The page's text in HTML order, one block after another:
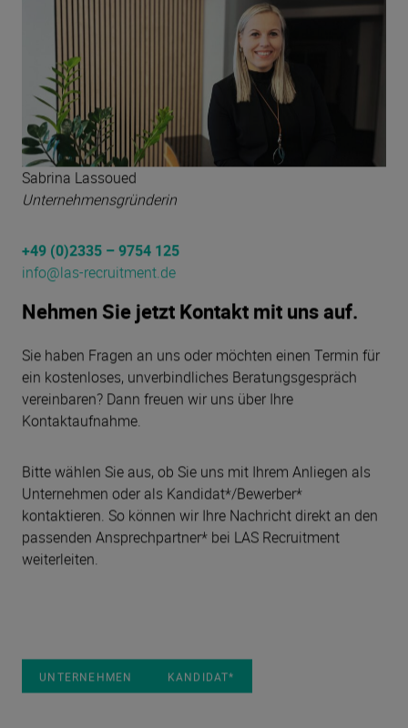
Sabrina Lassoued
Unternehmensgründerin
+49 (0)2335 – 9754 125
info@las-recruitment.de
Nehmen Sie jetzt Kontakt mit uns auf.
Sie haben Fragen an uns oder möchten einen Termin für
ein kostenloses, unverbindliches Beratungsgespräch
vereinbaren? Dann freuen wir uns über Ihre
Kontaktaufnahme.
Bitte wählen Sie aus, ob Sie uns mit Ihrem Anliegen als
Unternehmen oder als Kandidat*/Bewerber*
kontaktieren. So können wir Ihre Nachricht direkt an den
passenden Ansprechpartner* bei LAS Recruitment
weiterleiten.
UNTERNEHMEN KANDIDAT*